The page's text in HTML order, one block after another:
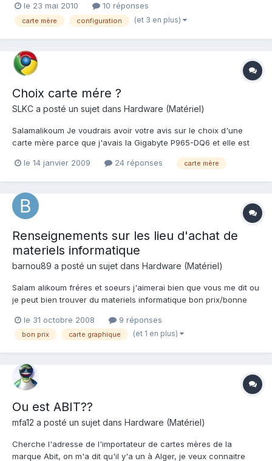
Parfait État prix du pack 35.000 DA =========MIS A JOUR
[VENDU]
le 23 mai 2010 10 réponses
carte mère configuration (et 3 en plus)
Choix carte mére ?
SLKC a posté un sujet dans Hardware (Matériel)
Salamalikoum Je voudrais avoir votre avis sur le choix d'une
carte mère parce que j'avais la Gigabyte P965-DQ6 et elle est
Gigabyte X48 à 33 000,00 Ou alors une autre peut être ? Merci
le 14 janvier 2009 24 réponses carte mère
Renseignements sur les lieu d'achat de
materiels informatique
barnou89 a posté un sujet dans Hardware (Matériel)
Salam alikoum fréres et soeurs j'aimerai bien que vous me dit ou
je peut bien trouver du materiels informatique bon prix/bonne
jusqu'a bab ezouar. et que disez vous de la 6600GT pour
quelqu'un utilise 1/3 de son temp en PC a jouer (surtout j...
le 31 octobre 2008 9 réponses
bon prix carte graphique (et 1 en plus)
Ou est ABIT??
mfa12 a posté un sujet dans Hardware (Matériel)
Cherche l'adresse de l'importateur de cartes mères de la
marque Abit, on m'a dit qu'il y'a un à Alger, je veux connaitre